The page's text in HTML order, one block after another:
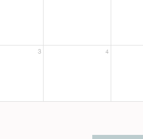
3 4